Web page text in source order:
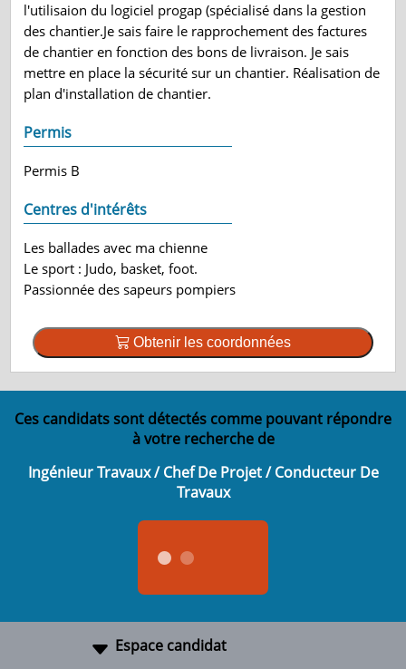
l'utilisaion du logiciel progap (spécialisé dans la gestion
des chantier.Je sais faire le rapprochement des factures
de chantier en fonction des bons de livraison. Je sais
mettre en place la sécurité sur un chantier. Réalisation de
plan d'installation de chantier.
Permis
Permis B
Centres d'intérêts
Les ballades avec ma chienne
Le sport : Judo, basket, foot.
Passionnée des sapeurs pompiers
Obtenir les coordonnées
Ces candidats sont détectés comme pouvant répondre
à votre recherche de
Ingénieur Travaux / Chef De Projet / Conducteur De
Travaux
Espace candidat